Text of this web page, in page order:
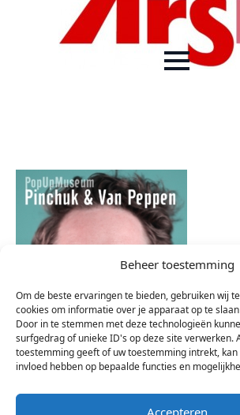
Beheer toestemming
Om de beste ervaringen te bieden, gebruiken wij
cookies om informatie over je apparaat op te
Door in te stemmen met deze technologieën
surfgedrag of unieke ID's op deze site verwerken.
toestemming geeft of uw toestemming intrekt,
invloed hebben op bepaalde functies en
Accepteren